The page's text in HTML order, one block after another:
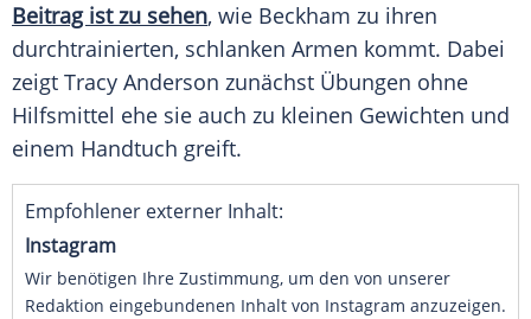
Beitrag ist zu sehen, wie Beckham zu ihren
durchtrainierten, schlanken Armen kommt. Dabei
zeigt Tracy Anderson zunächst Übungen ohne
Hilfsmittel ehe sie auch zu kleinen Gewichten und
einem Handtuch greift.
Empfohlener externer Inhalt:
Instagram
Wir benötigen Ihre Zustimmung, um den von unserer
Redaktion eingebundenen Inhalt von Instagram anzuzeigen.